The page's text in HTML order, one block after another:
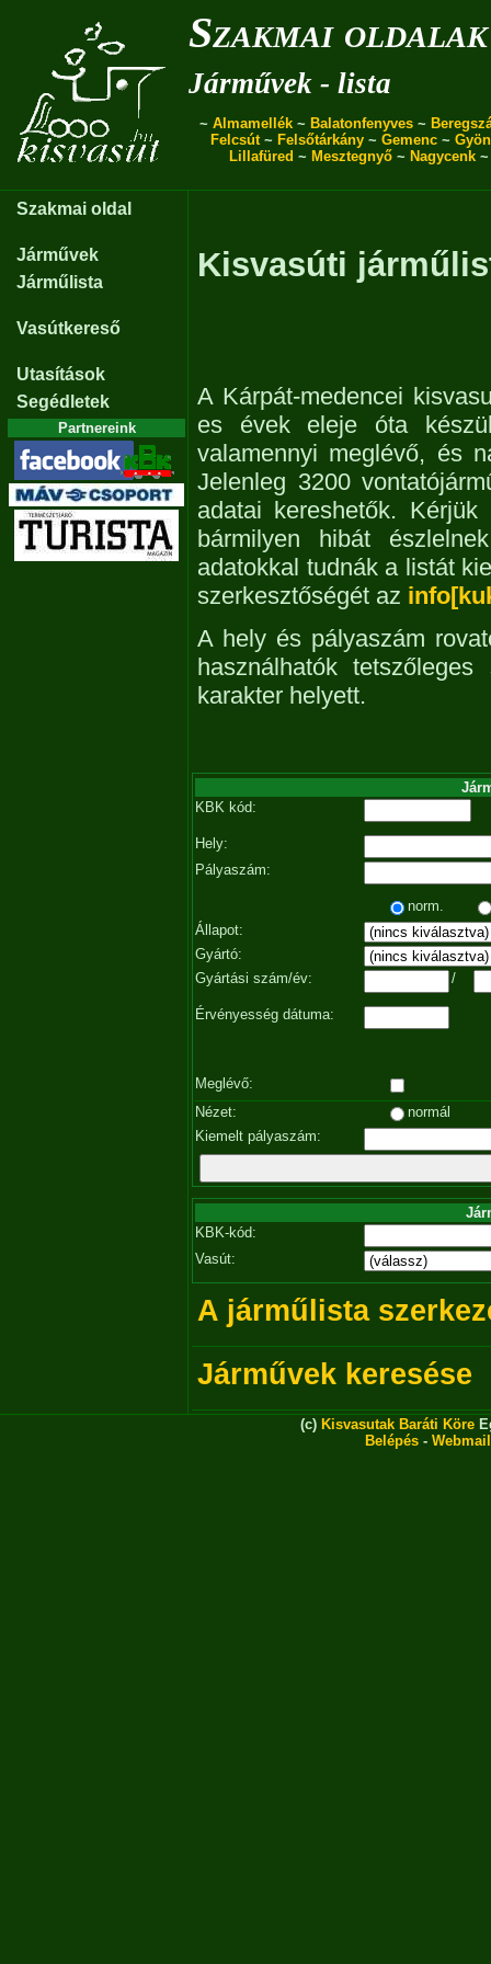
Szakmai oldalak
Járművek - lista
~ Almamellék ~ Balatonfenyves ~
Felcsút~ Felsőtárkány ~ Gemenc ~
Lillafüred ~ Mesztegnyő~ Nagycenk
Szakmai oldal
Járművek
Járműlista
Vasútkereső
Utasítások
Segédletek
Partnereink
Kisvasúti
A Kárpát-medencei
es évek eleje óta
valamennyi meglévő, és
Jelenleg 3200
adatai kereshetők.
bármilyen hibát
adatokkal tudnák a listát
szerkesztőségét az
A hely és pályaszám
használhatók
karakter helyett.
KBK kód:
Hely:
Pályaszám:
norm.
Állapot:
Gyártó:
Gyártási szám/év:
/
Érvényesség dátuma:
Meglévő:
Nézet:
normál
Kiemelt pályaszám:
KBK-kód:
Vasút:
A járműlista
Járművek keresése
(c) Kisvasutak Baráti Köre
Belépés - Webmail